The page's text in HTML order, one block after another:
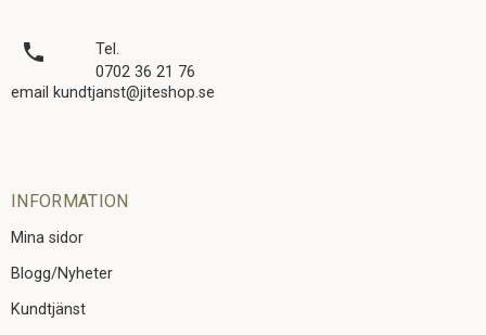
local_phone
Tel.
0702 36 21 76
email kundtjanst@jiteshop.se
INFORMATION
Mina sidor
Blogg/Nyheter
Kundtjänst